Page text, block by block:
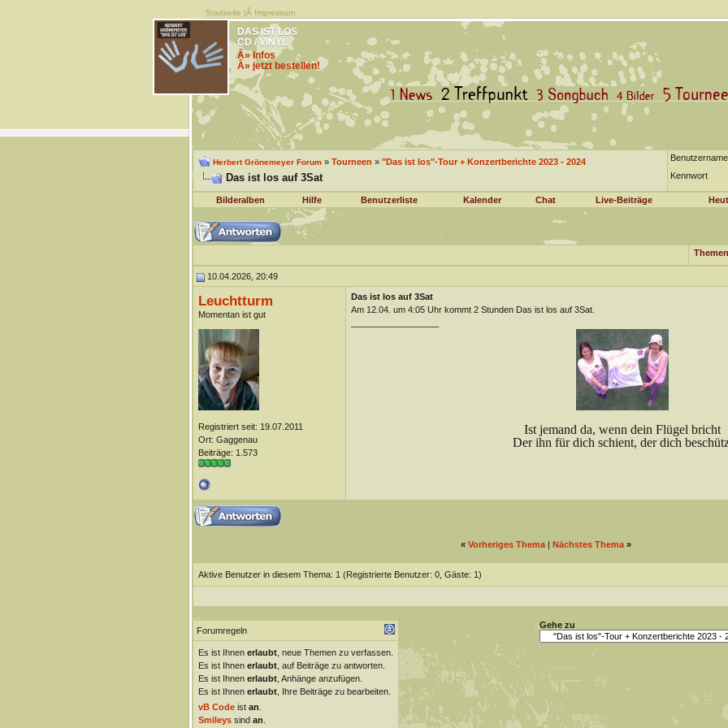
Startseite |Â Impressum
DAS IST LOS
CD / VINYL
Â» Infos
Â» jetzt bestellen!
Herbert Grönemeyer Forum» Tourneen » "Das ist los"-Tour + Konzertberichte 2023 - 2024
Das ist los auf 3Sat
Benutzername
Kennwort
Bilderalben Hilfe Benutzerliste Kalender Chat Live-Beiträge
10.04.2026, 20:49
Leuchtturm
Momentan ist gut
Registriert seit: 19.07.2011
Ort: Gaggenau
Beiträge: 1.573
Das ist los auf 3Sat
Am 12.04. um 4:05 Uhr kommt 2 Stunden Das ist los auf 3Sat.
Ist jemand da, wenn dein Flügel bricht
Der ihn für dich schient, der dich
« Vorheriges Thema | Nächstes Thema »
Aktive Benutzer in diesem Thema: 1 (Registrierte Benutzer: 0, Gäste: 1)
Forumregeln
Es ist Ihnen erlaubt, neue Themen zu verfassen.
Es ist Ihnen erlaubt, auf Beiträge zu antworten.
Es ist Ihnen erlaubt, Anhänge anzufügen.
Es ist Ihnen erlaubt, Ihre Beiträge zu bearbeiten.
vB Codeist an
Smileyssind an
Gehe zu